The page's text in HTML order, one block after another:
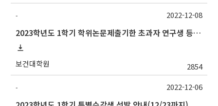
-
2023학년도 1학기 학위논문제출기한 초과자 연구생 등록 신청 안내(1/13까지)
보건대학원 2854
2022-12-08
- 2022-12-06